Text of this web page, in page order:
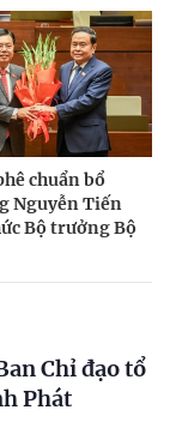
chuẩn bổ
Nguyễn Tiến
Bộ trưởng Bộ
Chỉ đạo tổ
Phát